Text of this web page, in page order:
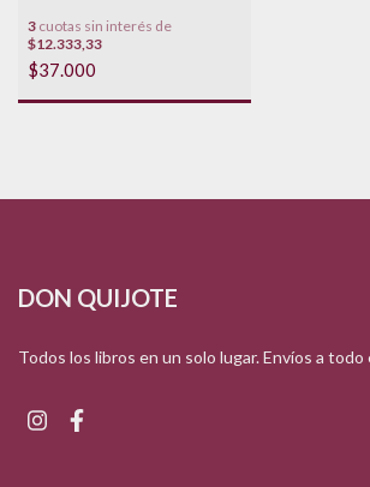
3 cuotas sin interés de
$12.333,33
$37.000
DON QUIJOTE
Todos los libros en un solo lugar. Envíos a todo